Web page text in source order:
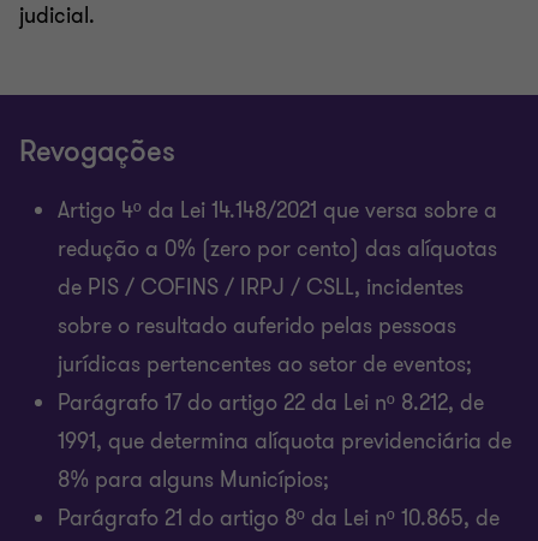
judicial.
Revogações
Artigo 4º da Lei 14.148/2021 que versa sobre a
redução a 0% (zero por cento) das alíquotas
de PIS / COFINS / IRPJ / CSLL, incidentes
sobre o resultado auferido pelas pessoas
jurídicas pertencentes ao setor de eventos;
Parágrafo 17 do artigo 22 da Lei nº 8.212, de
1991, que determina alíquota previdenciária de
8% para alguns Municípios;
Parágrafo 21 do artigo 8º da Lei nº 10.865, de